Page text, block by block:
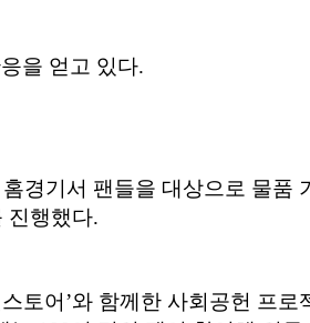
을 얻고 있다.
경기서 팬들을 대상으로 물
진행했다.
토어’와 함께한 사회공헌 프